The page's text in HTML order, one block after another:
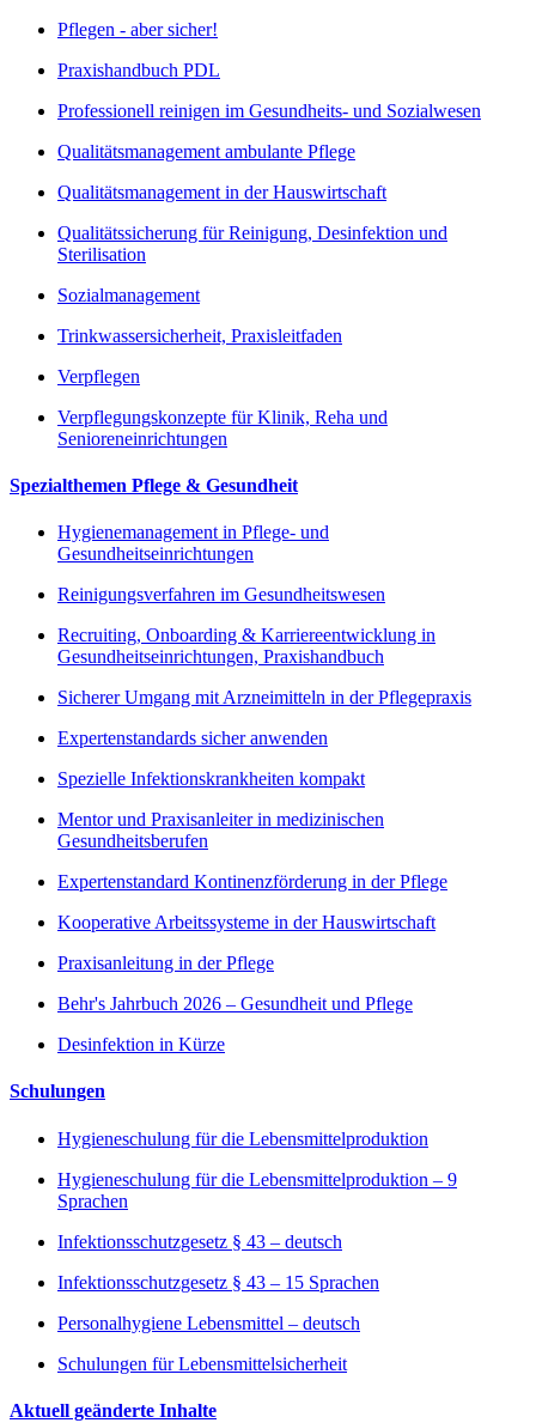
Pflegen - aber sicher!
Praxishandbuch PDL
Professionell reinigen im Gesundheits- und Sozialwesen
Qualitätsmanagement ambulante Pflege
Qualitätsmanagement in der Hauswirtschaft
Qualitätssicherung für Reinigung, Desinfektion und
Sterilisation
Sozialmanagement
Trinkwassersicherheit, Praxisleitfaden
Verpflegen
Verpflegungskonzepte für Klinik, Reha und
Senioreneinrichtungen
Spezialthemen Pflege & Gesundheit
Hygienemanagement in Pflege- und
Gesundheitseinrichtungen
Reinigungsverfahren im Gesundheitswesen
Recruiting, Onboarding & Karriereentwicklung in
Gesundheitseinrichtungen, Praxishandbuch
Sicherer Umgang mit Arzneimitteln in der Pflegepraxis
Expertenstandards sicher anwenden
Spezielle Infektionskrankheiten kompakt
Mentor und Praxisanleiter in medizinischen
Gesundheitsberufen
Expertenstandard Kontinenzförderung in der Pflege
Kooperative Arbeitssysteme in der Hauswirtschaft
Praxisanleitung in der Pflege
Behr's Jahrbuch 2026 – Gesundheit und Pflege
Desinfektion in Kürze
Schulungen
Hygieneschulung für die Lebensmittelproduktion
Hygieneschulung für die Lebensmittelproduktion – 9
Sprachen
Infektionsschutzgesetz § 43 – deutsch
Infektionsschutzgesetz § 43 – 15 Sprachen
Personalhygiene Lebensmittel – deutsch
Schulungen für Lebensmittelsicherheit
Aktuell geänderte Inhalte